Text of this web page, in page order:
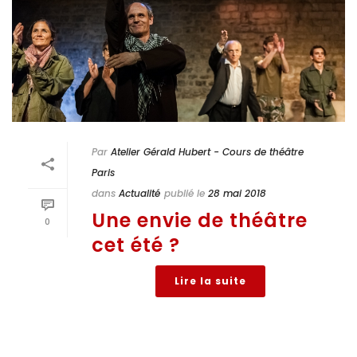
0
Par Atelier Gérald Hubert - Cours de théâtre
Paris
dans Actualité publié le 28 mai 2018
Une envie de théâtre
cet été ?
Lire la suite